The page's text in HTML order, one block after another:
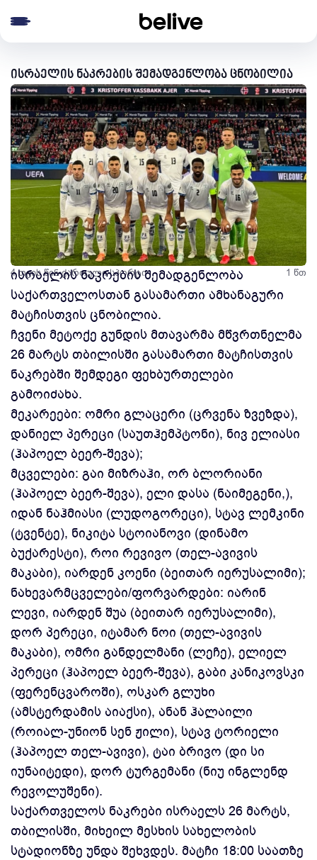
ისრაელის ნაკრების შემადგენლობა ცნობილია
4 თვის წინ ქართული სპორტი 1 წთ
ისრაელის ნაკრების შემადგენლობა
საქართველოსთან გასამართი ამხანაგური
მატჩისთვის ცნობილია.
ჩვენი მეტოქე გუნდის მთავარმა მწვრთნელმა
26 მარტს თბილისში გასამართი მატჩისთვის
ნაკრებში შემდეგი ფეხბურთელები
გამოიძახა.
მეკარეები: ომრი გლაცერი (ცრვენა ზვეზდა),
დანიელ პერეცი (საუთჰემპტონი), ნივ ელიასი
(ჰაპოელ ბეერ-შევა);
მცველები: გაი მიზრაჰი, ორ ბლორიანი
(ჰაპოელ ბეერ-შევა), ელი დასა (ნაიმეგენი,),
იდან ნაჰმიასი (ლუდოგორეცი), სტავ ლემკინი
(ტვენტე), ნიკიტა სტოიანოვი (დინამო
ბუქარესტი), როი რევივო (თელ-ავივის
მაკაბი), იარდენ კოენი (ბეითარ იერუსალიმი);
ნახევარმცველები/ფორვარდები: იარინ
ლევი, იარდენ შუა (ბეითარ იერუსალიმი),
დორ პერეცი, იტამარ ნოი (თელ-ავივის
მაკაბი), ომრი განდელმანი (ლეჩე), ელიელ
პერეცი (ჰაპოელ ბეერ-შევა), გაბი კანიკოვსკი
(ფერენცვაროში), ოსკარ გლუხი
(ამსტერდამის აიაქსი), ანან ჰალაილი
(როიალ-უნიონ სენ ჟილი), სტავ ტორიელი
(ჰაპოელ თელ-ავივი), ტაი ბრივო (დი სი
იუნაიტედი), დორ ტურგემანი (ნიუ ინგლენდ
რევოლუშენი).
საქართველოს ნაკრები ისრაელს 26 მარტს,
თბილისში, მიხეილ მესხის სახელობის
სტადიონზე უნდა შეხვდეს. მატჩი 18:00 საათზე